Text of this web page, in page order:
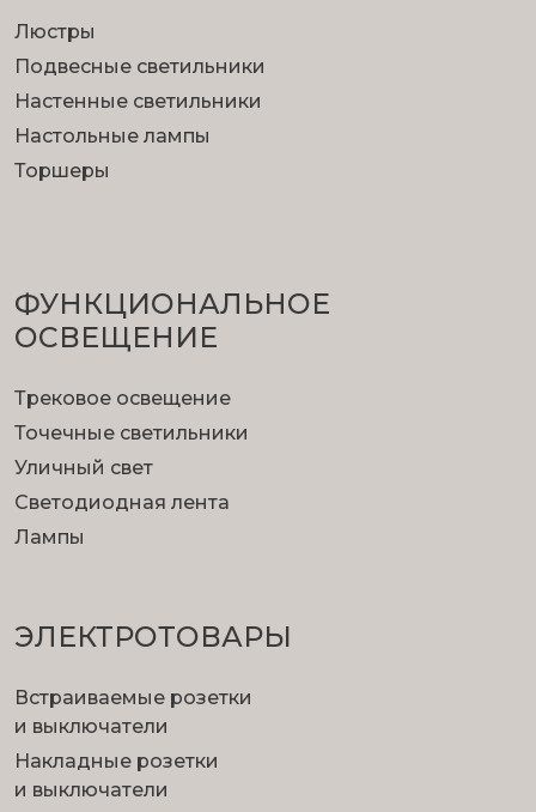
Люстры
Подвесные светильники
Настенные светильники
Настольные лампы
Торшеры
ФУНКЦИОНА­ЛЬНОЕ
ОСВЕЩЕНИЕ
Трековое освещение
Точечные светильники
Уличный свет
Светодиодная лента
Лампы
ЭЛЕКТРОТОВАРЫ
Встраиваемые розетки
и выключатели
Накладные розетки
и выключатели